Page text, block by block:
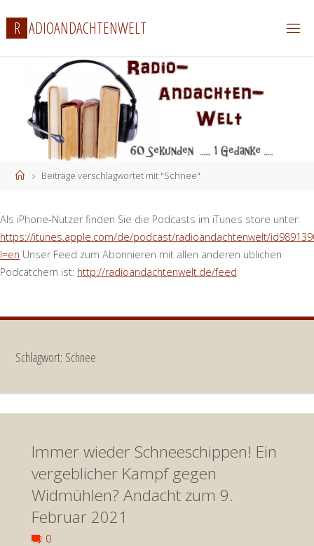
Inhalt
springen
R ADIOANDACHTENWELT
StartBeiträge verschlagwortet mit "Schnee"
Als iPhone-Nutzer finden Sie die Podcasts im iTunes store unter:
https://itunes.apple.com/de/podcast/radioandachtenwelt/
l=en Unser Feed zum Abonnieren mit allen anderen üblichen
Podcatchern ist: http://radioandachtenwelt.de/feed
Schlagwort: Schnee
Immer wieder Schneeschippen! Ein
vergeblicher Kampf gegen
Widmühlen? Andacht zum 9.
Februar 2021
0